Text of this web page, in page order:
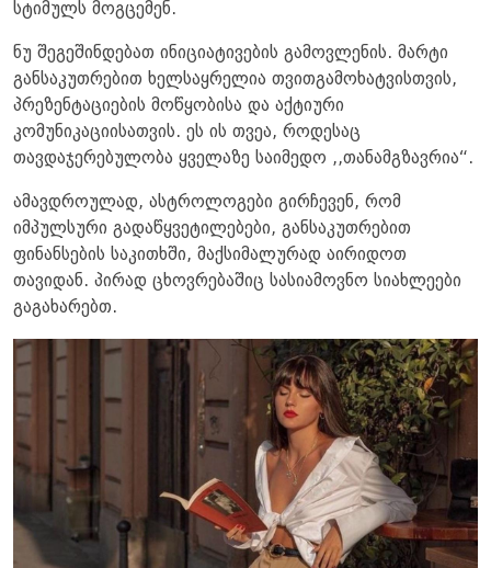
სტიმულს მოგცემენ.
ნუ შეგეშინდებათ ინიციატივების გამოვლენის. მარტი
განსაკუთრებით ხელსაყრელია თვითგამოხატვისთვის,
პრეზენტაციების მოწყობისა და აქტიური
კომუნიკაციისათვის. ეს ის თვეა, როდესაც
თავდაჯერებულობა ყველაზე საიმედო ,,თანამგზავრია“.
ამავდროულად, ასტროლოგები გირჩევენ, რომ
იმპულსური გადაწყვეტილებები, განსაკუთრებით
ფინანსების საკითხში, მაქსიმალურად აირიდოთ
თავიდან. პირად ცხოვრებაშიც სასიამოვნო სიახლეები
გაგახარებთ.